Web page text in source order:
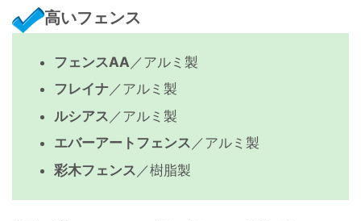
高いフェンス
フェンスAA ／アルミ製
フレイナ／アルミ製
ルシアス ／アルミ製
エバーアートフェンス ／アルミ製
彩木フェンス ／樹脂製